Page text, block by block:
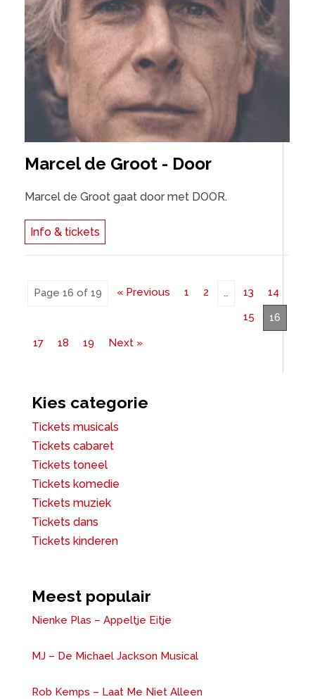
Marcel de Groot - Door
Marcel de Groot gaat door met DOOR.
Info & tickets
Page 16 of 19 « Previous 1 2 … 13
14
15
16
17
18 19 Next »
Kies categorie
Tickets musicals
Tickets cabaret
Tickets toneel
Tickets komedie
Tickets muziek
Tickets dans
Tickets kinderen
Meest populair
Nienke Plas – Appeltje Eitje
MJ – De Michael Jackson Musical
Rob Kemps – Laat Me Niet Alleen